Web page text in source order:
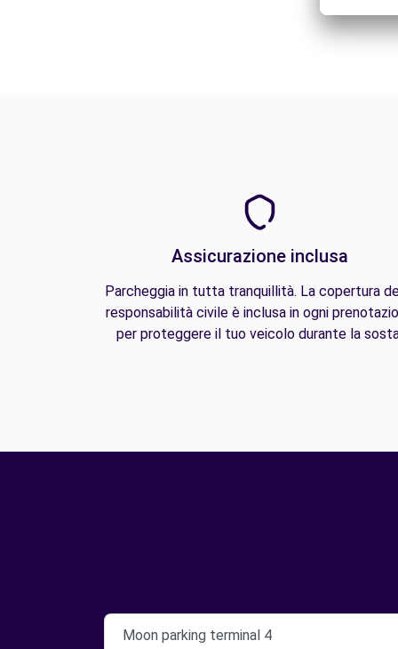
Assicurazione inclusa
Parcheggia in tutta tranquillità. La copertura
responsabilità civile è inclusa in ogni
per proteggere il tuo veicolo durante la
Moon parking terminal 4